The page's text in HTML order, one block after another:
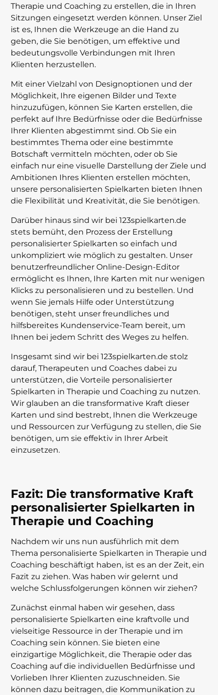
Therapie und Coaching zu erstellen, die in Ihren
Sitzungen eingesetzt werden können. Unser Ziel
ist es, Ihnen die Werkzeuge an die Hand zu
geben, die Sie benötigen, um effektive und
bedeutungsvolle Verbindungen mit Ihren
Klienten herzustellen.
Mit einer Vielzahl von Designoptionen und der
Möglichkeit, Ihre eigenen Bilder und Texte
hinzuzufügen, können Sie Karten erstellen, die
perfekt auf Ihre Bedürfnisse oder die Bedürfnisse
Ihrer Klienten abgestimmt sind. Ob Sie ein
bestimmtes Thema oder eine bestimmte
Botschaft vermitteln möchten, oder ob Sie
einfach nur eine visuelle Darstellung der Ziele und
Ambitionen Ihres Klienten erstellen möchten,
unsere personalisierten Spielkarten bieten Ihnen
die Flexibilität und Kreativität, die Sie benötigen.
Darüber hinaus sind wir bei 123spielkarten.de
stets bemüht, den Prozess der Erstellung
personalisierter Spielkarten so einfach und
unkompliziert wie möglich zu gestalten. Unser
benutzerfreundlicher Online-Design-Editor
ermöglicht es Ihnen, Ihre Karten mit nur wenigen
Klicks zu personalisieren und zu bestellen. Und
wenn Sie jemals Hilfe oder Unterstützung
benötigen, steht unser freundliches und
hilfsbereites Kundenservice-Team bereit, um
Ihnen bei jedem Schritt des Weges zu helfen.
Insgesamt sind wir bei 123spielkarten.de stolz
darauf, Therapeuten und Coaches dabei zu
unterstützen, die Vorteile personalisierter
Spielkarten in Therapie und Coaching zu nutzen.
Wir glauben an die transformative Kraft dieser
Karten und sind bestrebt, Ihnen die Werkzeuge
und Ressourcen zur Verfügung zu stellen, die Sie
benötigen, um sie effektiv in Ihrer Arbeit
einzusetzen.
Fazit: Die transformative Kraft
personalisierter Spielkarten in
Therapie und Coaching
Nachdem wir uns nun ausführlich mit dem
Thema personalisierte Spielkarten in Therapie und
Coaching beschäftigt haben, ist es an der Zeit, ein
Fazit zu ziehen. Was haben wir gelernt und
welche Schlussfolgerungen können wir ziehen?
Zunächst einmal haben wir gesehen, dass
personalisierte Spielkarten eine kraftvolle und
vielseitige Ressource in der Therapie und im
Coaching sein können. Sie bieten eine
einzigartige Möglichkeit, die Therapie oder das
Coaching auf die individuellen Bedürfnisse und
Vorlieben Ihrer Klienten zuzuschneiden. Sie
können dazu beitragen, die Kommunikation zu